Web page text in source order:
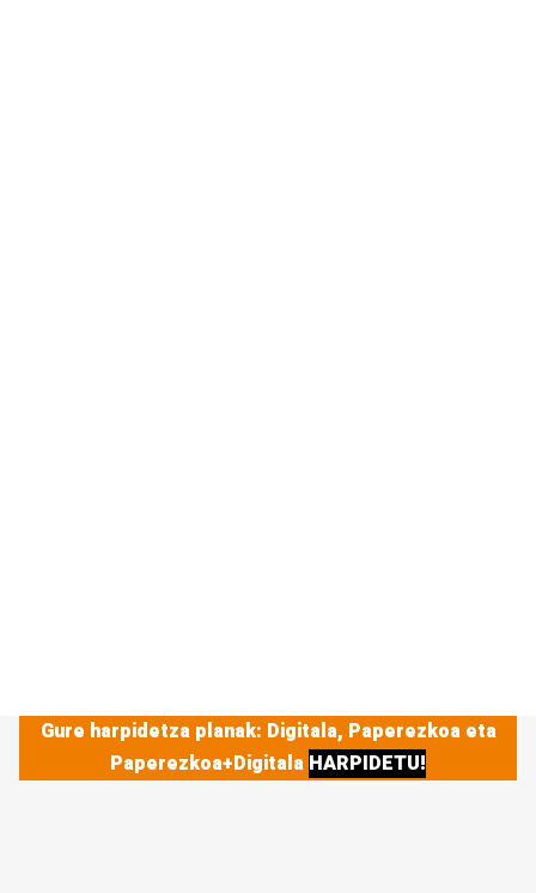
Gure harpidetza planak: Digitala, Paperezkoa eta
Paperezkoa+Digitala HARPIDETU!